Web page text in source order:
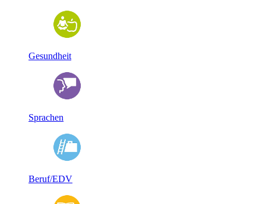
Gesundheit
Sprachen
Beruf/EDV